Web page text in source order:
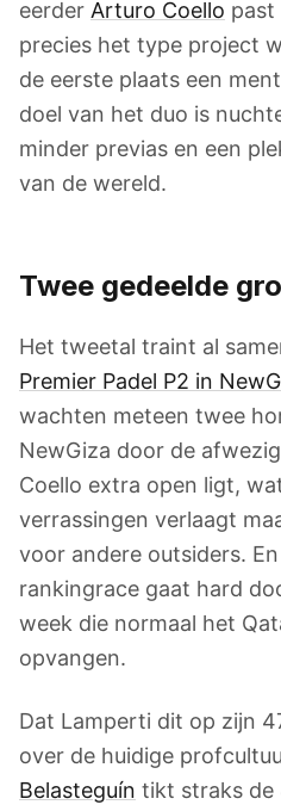
eerder Arturo Coello past
precies het type project
de eerste plaats een
doel van het duo is
minder previas en een
van de wereld.
Twee gedeelde
Het tweetal traint al
Premier Padel P2 in
wachten meteen twee
NewGiza door de
Coello extra open ligt,
verrassingen verlaagt
voor andere outsiders.
rankingrace gaat hard
week die normaal het
opvangen.
Dat Lamperti dit op zijn
over de huidige
Belasteguín tikt straks de